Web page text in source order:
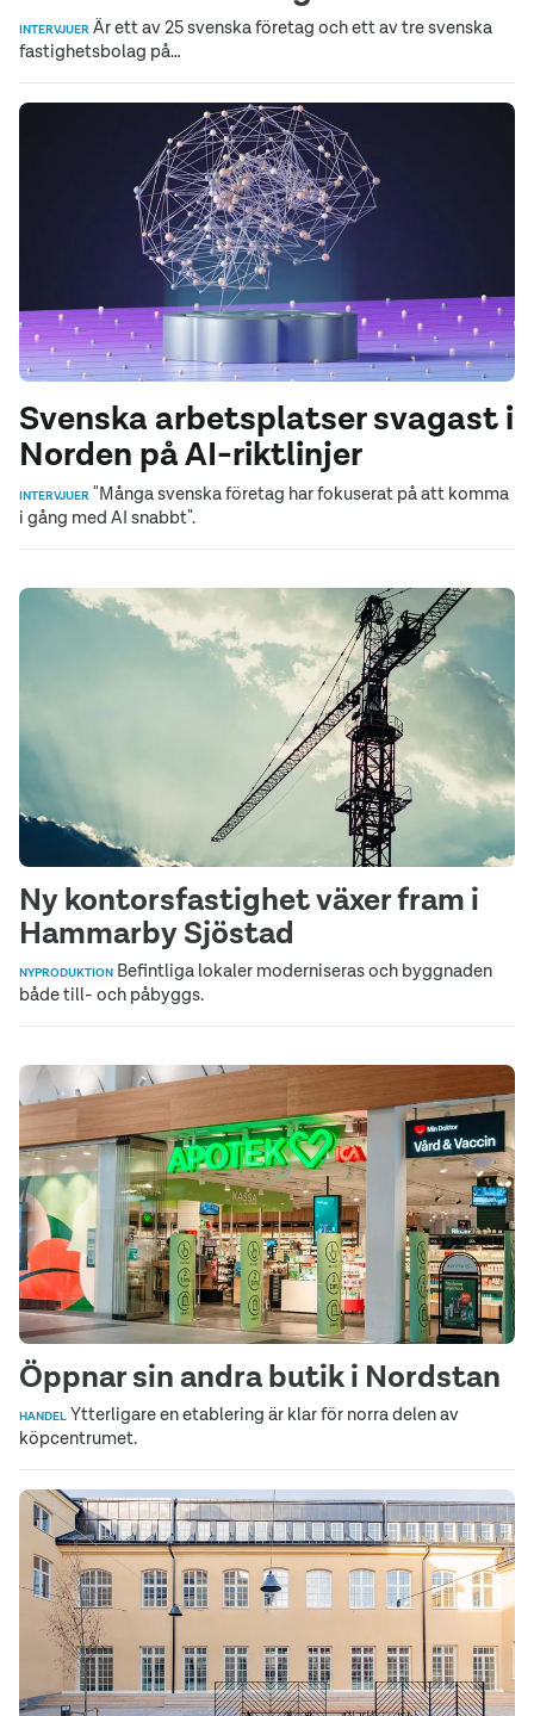
INTERVJUER Är ett av 25 svenska företag och ett av tre svenska
fastighetsbolag på…
Svenska arbetsplatser svagast i
Norden på AI-riktlinjer
INTERVJUER "Många svenska företag har fokuserat på att komma
i gång med AI snabbt".
Ny kontorsfastighet växer fram i
Hammarby Sjöstad
NYPRODUKTION Befintliga lokaler moderniseras och byggnaden
både till- och påbyggs.
Öppnar sin andra butik i Nordstan
HANDEL Ytterligare en etablering är klar för norra delen av
köpcentrumet.